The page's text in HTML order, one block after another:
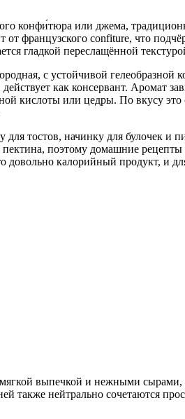
конфи́тюра или джема,
французского confiture, что
гладкой переслащённой
с устойчивой гелеобразной
как консервант. Аромат
кислоты или цедры. По вкусу
тостов, начинку для булочек и
поэтому домашние
довольно калорийный продукт, и
выпечкой и нежными
также нейтрально сочетаются